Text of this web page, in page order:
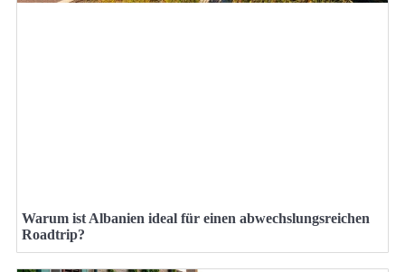
Warum ist Albanien ideal für einen abwechslungsreichen
Roadtrip?